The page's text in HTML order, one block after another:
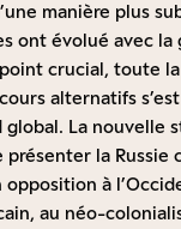
manière plus
ont évolué avec la
crucial, toute
alternatifs
global. La nouvelle
présenter la Russie
à
au néo-